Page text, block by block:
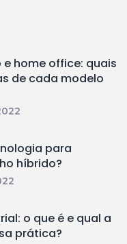
home office: quais
de cada modelo
para
híbrido?
o que é e qual a
prática?